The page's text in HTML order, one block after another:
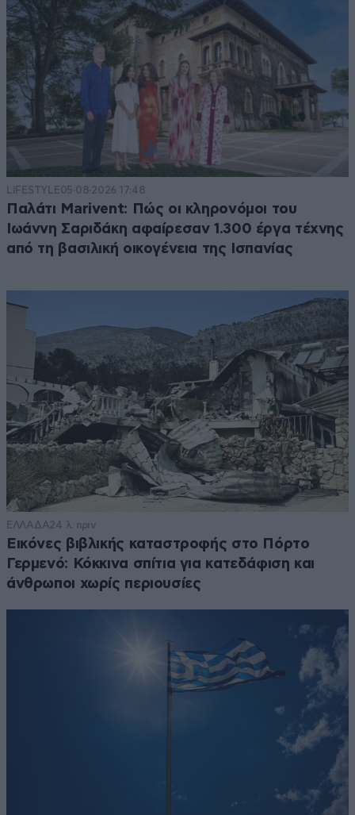
LIFESTYLE05·08·2026 17:48
Παλάτι Marivent: Πώς οι κληρονόμοι του
Ιωάννη Σαριδάκη αφαίρεσαν 1.300 έργα τέχνης
από τη βασιλική οικογένεια της Ισπανίας
ΕΛΛΑΔΑ24 λ. πριν
Εικόνες βιβλικής καταστροφής στο Πόρτο
Γερμενό: Κόκκινα σπίτια για κατεδάφιση και
άνθρωποι χωρίς περιουσίες